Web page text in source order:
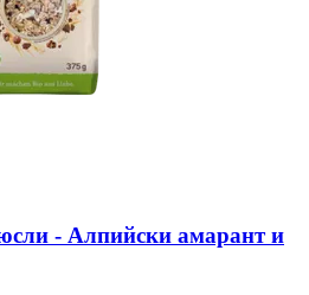
-​ Алпийски амарант и